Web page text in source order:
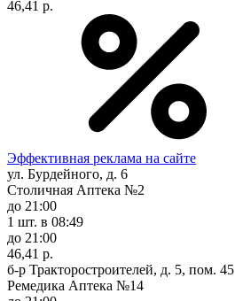
46,41 р.
Эффективная реклама на сайте
ул. Бурдейного, д. 6
Столичная Аптека №2
до 21:00
1 шт. в 08:49
до 21:00
46,41 р.
б-р Тракторостроителей, д. 5, пом. 45
Ремедика Аптека №14